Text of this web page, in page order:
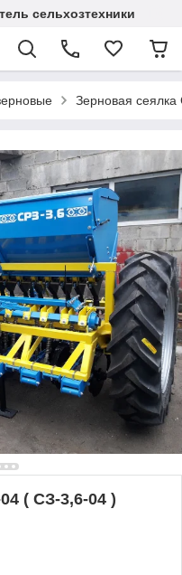
сельхозтехники
Зерновая
( СЗ-3,6-04 )